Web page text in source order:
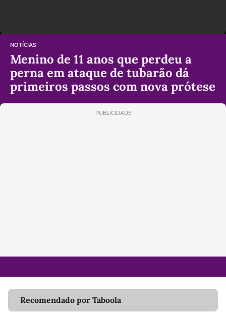
NOTÍCIAS
Menino de 11 anos que perdeu a
perna em ataque de tubarão dá
primeiros passos com nova prótese
PUBLICIDADE
Recomendado por Taboola